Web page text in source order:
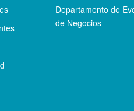
Departamento de
de Negocios